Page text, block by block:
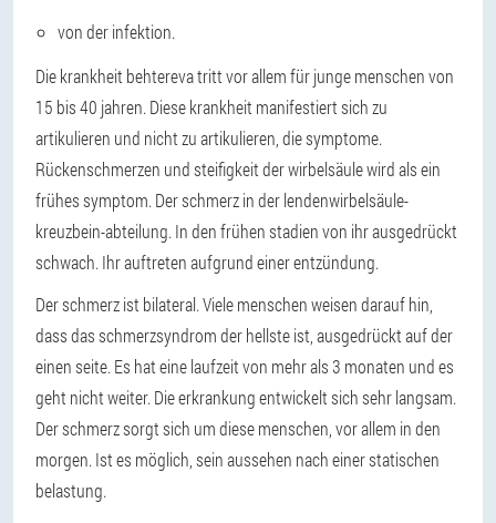
von der infektion.
Die krankheit behtereva tritt vor allem für junge menschen von
15 bis 40 jahren. Diese krankheit manifestiert sich zu
artikulieren und nicht zu artikulieren, die symptome.
Rückenschmerzen und steifigkeit der wirbelsäule wird als ein
frühes symptom. Der schmerz in der lendenwirbelsäule-
kreuzbein-abteilung. In den frühen stadien von ihr ausgedrückt
schwach. Ihr auftreten aufgrund einer entzündung.
Der schmerz ist bilateral. Viele menschen weisen darauf hin,
dass das schmerzsyndrom der hellste ist, ausgedrückt auf der
einen seite. Es hat eine laufzeit von mehr als 3 monaten und es
geht nicht weiter. Die erkrankung entwickelt sich sehr langsam.
Der schmerz sorgt sich um diese menschen, vor allem in den
morgen. Ist es möglich, sein aussehen nach einer statischen
belastung.